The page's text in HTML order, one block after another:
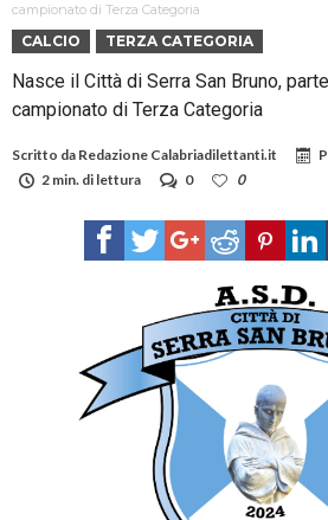
campionato di Terza Categoria
CALCIO TERZA CATEGORIA
Nasce il Città di Serra San Bruno,
campionato di Terza Categoria
Scritto da Redazione Calabriadilettanti.it
2 min. di lettura
0 0